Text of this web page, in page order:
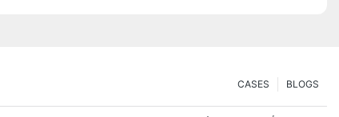
BLOGS
CASES